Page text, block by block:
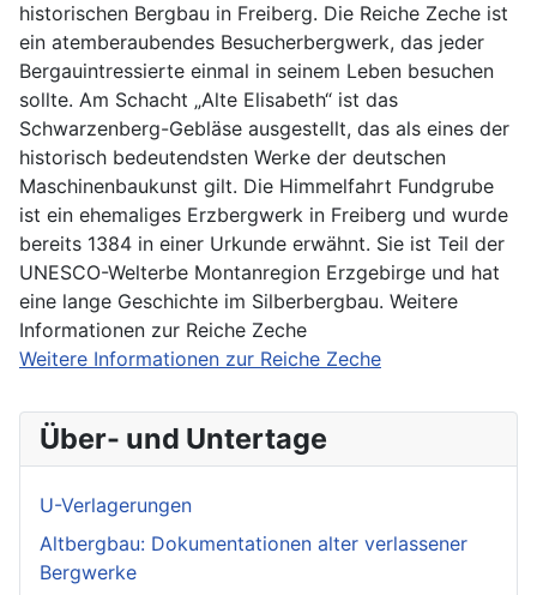
historischen Bergbau in Freiberg. Die Reiche Zeche ist
ein atemberaubendes Besucherbergwerk, das jeder
Bergauintressierte einmal in seinem Leben besuchen
sollte. Am Schacht „Alte Elisabeth“ ist das
Schwarzenberg-Gebläse ausgestellt, das als eines der
historisch bedeutendsten Werke der deutschen
Maschinenbaukunst gilt. Die Himmelfahrt Fundgrube
ist ein ehemaliges Erzbergwerk in Freiberg und wurde
bereits 1384 in einer Urkunde erwähnt. Sie ist Teil der
UNESCO-Welterbe Montanregion Erzgebirge und hat
eine lange Geschichte im Silberbergbau. Weitere
Informationen zur Reiche Zeche
Weitere Informationen zur Reiche Zeche
Über- und Untertage
U-Verlagerungen
Altbergbau: Dokumentationen alter verlassener
Bergwerke